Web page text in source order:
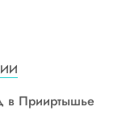
в Прииртышье